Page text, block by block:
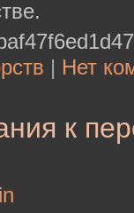
| Нет
к